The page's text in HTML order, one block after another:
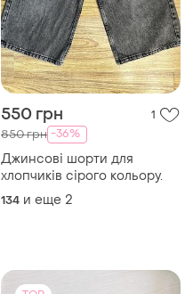
550 грн 1
850 грн -36%
Джинсові шорти для
хлопчиків сірого кольору.
134 и еще 2